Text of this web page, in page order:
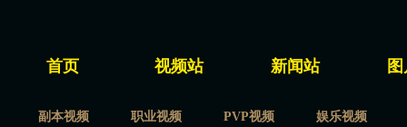
首页 视频站 新闻站
副本视频 职业视频 PVP视频 娱乐视频